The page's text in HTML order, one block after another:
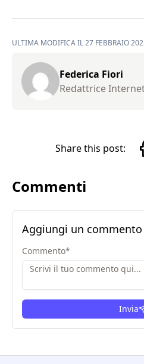
ULTIMA MODIFICA IL 27 FEBBRAIO
Federica Fiori
Redattrice
Share this post:
Commenti
Aggiungi un commento
Commento*
Invia